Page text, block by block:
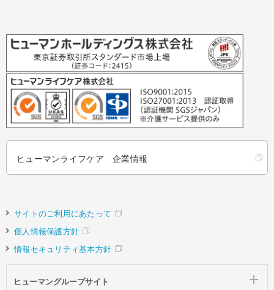
ヒューマンライフケア 企業情報
サイトのご利用にあたって
個人情報保護方針
情報セキュリティ基本方針
ヒューマングループサイト